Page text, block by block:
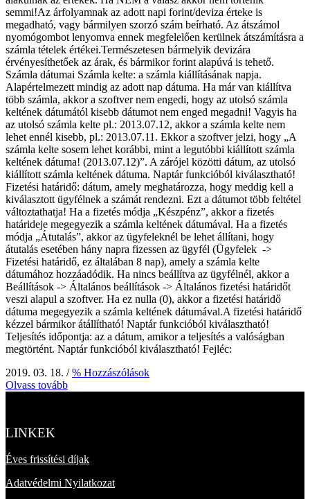
semmi!Az árfolyamnak az adott napi forint/deviza érteke is
megadható, vagy bármilyen szorzó szám beírható. Az átszámol
nyomógombot lenyomva ennek megfelelően kerülnek átszámításra a
számla tételek értékei.Természetesen bármelyik devizára
érvényesíthetőek az árak, és bármikor forint alapúvá is tehető.
Számla dátumai Számla kelte: a számla kiállításának napja.
Alapértelmezett mindig az adott nap dátuma. Ha már van kiállítva
több számla, akkor a szoftver nem engedi, hogy az utolsó számla
keltének dátumától kisebb dátumot nem enged megadni! Vagyis ha
az utolsó számla kelte pl.: 2013.07.12, akkor a számla kelte nem
lehet ennél kisebb, pl.: 2013.07.11. Ekkor a szoftver jelzi, hogy „A
számla kelte sosem lehet korábbi, mint a legutóbbi kiállított számla
keltének dátuma! (2013.07.12)”. A zárójel közötti dátum, az utolsó
kiállított számla keltének dátuma. Naptár funkcióból kiválasztható!
Fizetési határidő: dátum, amely meghatározza, hogy meddig kell a
kiválasztott ügyfélnek a számát rendezni. Ezt a dátumot több feltétel
változtathatja! Ha a fizetés módja „Készpénz”, akkor a fizetés
határideje megegyezik a számla keltének dátumával. Ha a fizetés
módja „Átutalás”, akkor az ügyfeleknél be lehet állítani, hogy
átutalás esetében hány napra fizessen az ügyfél (Ügyfelek ->
Fizetési határidő, ez általában 8 nap), amely a számla kelte
dátumához hozzáadódik. Ha nincs beállítva az ügyfélnél, akkor a
Beállítások -> Általános beállítások -> Általános fizetési határidőt
veszi alapul a szoftver. Ha ez nulla (0), akkor a fizetési határidő
dátuma megegyezik a számla keltének dátumával.A fizetési határidő
kézzel bármikor átállítható! Naptár funkcióból kiválasztható!
Teljesítés időpontja: az a dátum, amikor a teljesítés a valóságban
megtörtént. Naptár funkcióból kiválasztható! Fejléc:
2019. 03. 18. / % Hozzászólások
Olvass tovább
LINKEK
Éves frissítési díjak
Adatvédelmi Nyilatkozat